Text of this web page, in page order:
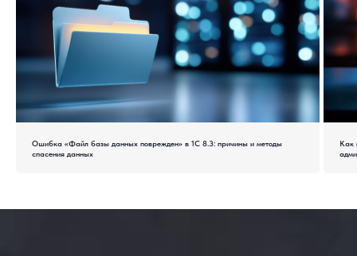
Ошибка «Файл базы данных поврежден» в 1С 8.3: причины и методы
спасения данных
Как